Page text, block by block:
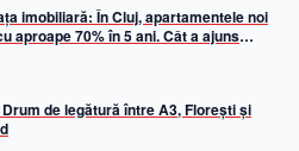
imobiliară: În Cluj, apartamentele noi
aproape 70% în 5 ani. Cât a ajuns
de legătură între A3, Florești și